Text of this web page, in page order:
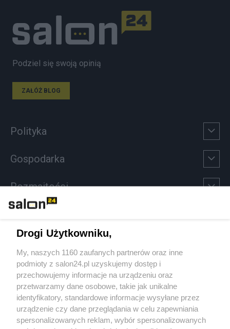
Podziel się swoją opinią
ZAŁÓŻ BLOG
Polityka
Gospodarka
Rozmaitości
Sport
Społeczeństwo
Kultura
Drogi Użytkowniku,
My, naszych 1160 zaufanych partnerów oraz inne
podmioty z salon24.pl uzyskujemy dostęp i
przechowujemy informacje na urządzeniu oraz
przetwarzamy dane osobowe, takie jak unikalne
identyfikatory, standardowe informacje wysyłane przez
urządzenie czy dane przeglądania w celu zapewniania
spersonalizowanych reklam, wybór spersonalizowanych